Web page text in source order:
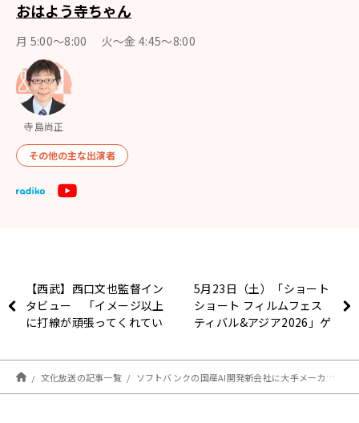
おはよう寺ちゃん
月 5:00～8:00 火～金 4:45～8:00
寺島尚正
その他の主な出演者
【西武】西口文也監督イン
タビュー 「イメージ以上
に打線が頑張ってくれてい
5月23日（土）「ショート
ショート フィルムフェス
ティバル&アジア2026」ゲ
ースは木村草太さんとお送
り！
文化放送の記事一覧 ソフトバンクの国産AI開発新会社に大手メーカー約30社が出資検討